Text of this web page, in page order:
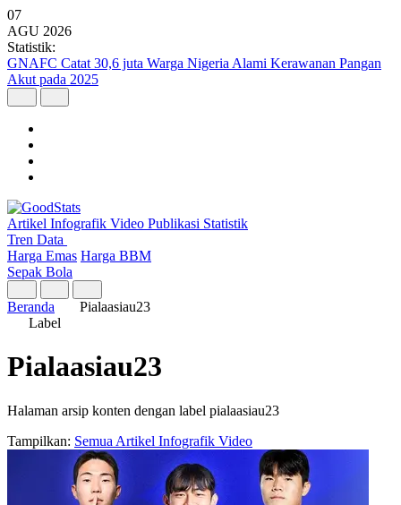
07
AGU 2026
Statistik:
GNAFC Catat 30,6 juta Warga Nigeria Alami Kerawanan Pangan
Akut pada 2025
Artikel Infografik Video Publikasi Statistik
Tren Data
Harga Emas Harga BBM
Sepak Bola
Beranda
Pialaasiau23
Label
Pialaasiau23
Halaman arsip konten dengan label pialaasiau23
Tampilkan: Semua Artikel Infografik Video